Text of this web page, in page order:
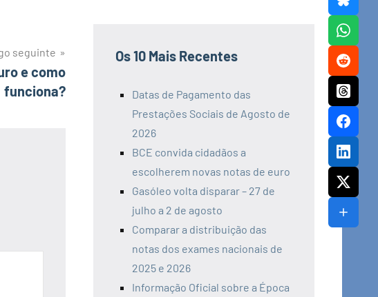
seguinte
e como
funciona?
Os 10 Mais Recentes
Datas de Pagamento das
Prestações Sociais de Agosto de
2026
BCE convida cidadãos a
escolherem novas notas de euro
Gasóleo volta disparar – 27 de
julho a 2 de agosto
Comparar a distribuição das
notas dos exames nacionais de
2025 e 2026
Informação Oficial sobre a Época